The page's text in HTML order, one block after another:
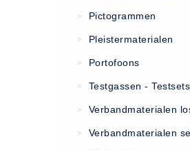
AED apparaten (11)
AED apparaten (11)
AED batterijen (12)
> Pictogrammen
> Pleistermaterialen
> Portofoons
> Testgassen - Testsets
> Verbandmaterialen
> Verbandmaterialen